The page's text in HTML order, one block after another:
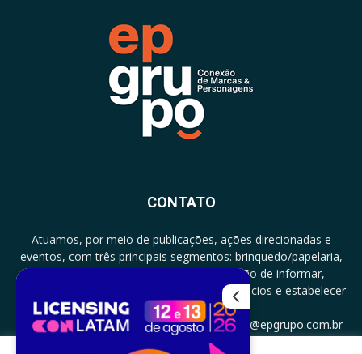
CONTATO
Atuamos, por meio de publicações, ações direcionadas e
eventos, com três principais segmentos: brinquedo/papelaria,
licenciamento e zero a três com a missão de informar,
documentar, proporcionar encontro de negócios e estabelecer
parcerias.
CONTATO: +5511994513097 - atendimento@epgrupo.com.br